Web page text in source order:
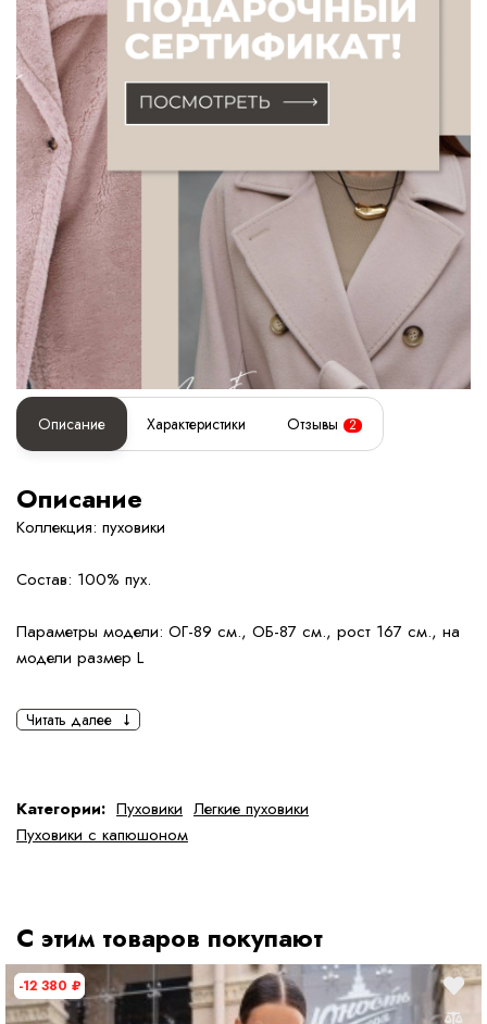
Описание Характеристики Отзывы 2
Описание
Коллекция: пуховики
Состав: 100% пух.
Параметры модели: ОГ-89 см., ОБ-87 см., рост 167 см., на
модели размер L
Читать далее
Категории: Пуховики Легкие пуховики
Пуховики с капюшоном
С этим товаров покупают
-12 380 ₽